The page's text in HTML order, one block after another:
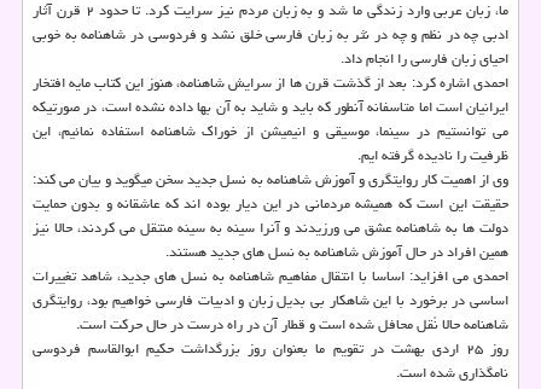
ما، زبان عربی وارد زندگی ما شد و به زبان مردم نیز سرایت کرد. تا حدود ۲ قرن آثار
ادبی چه در نظم و چه در نثر به زبان فارسی خلق نشد و فردوسی در شاهنامه به خوبی
احیای زبان فارسی را انجام داد.
احمدی اشاره کرد: بعد از گذشت قرن ها از سرایش شاهنامه، هنوز این کتاب مایه افتخار
ایرانیان است اما متاسفانه آنطور که باید و شاید به آن بها داده نشده است، در صورتیکه
می توانستیم در سینما، موسیقی و انیمیشن از خوراک شاهنامه استفاده نمائیم، این
ظرفیت را نادیده گرفته ایم.
وی از اهمیت کار روایتگری و آموزش شاهنامه به نسل جدید سخن میگوید و بیان می کند:
حقیقت این است که همیشه مردمانی در این دیار بوده اند که عاشقانه و بدون حمایت
دولت ها به شاهنامه عشق می ورزیدند و آنرا سینه به سینه منتقل می کردند، حالا نیز
همین افراد در حال آموزش شاهنامه به نسل های جدید هستند.
احمدی می افزاید: اساسا با انتقال مفاهیم شاهنامه به نسل های جدید، شاهد تغییرات
اساسی در برخورد با این شاهکار بی بدیل زبان و ادبیات فارسی خواهیم بود، روایتگری
شاهنامه حالا نُقل محافل شده است و قطار آن در راه درست در حال حرکت است.
روز ۲۵ اردی بهشت در تقویم ما بعنوان روز بزرگداشت حکیم ابوالقاسم فردوسی
نامگذاری شده است.